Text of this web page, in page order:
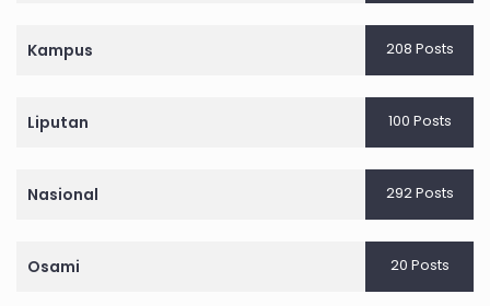
Kampus 208 Posts
Liputan 100 Posts
Nasional 292 Posts
Osami 20 Posts